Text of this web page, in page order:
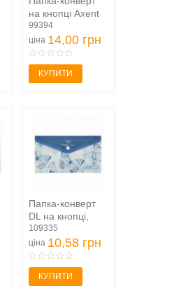
на кнопці Axent
Morandi pink
1414-38-A, DL,...
99394
ціна 14,00 грн
КУПИТИ
Папка-конверт
DL на кнопці,
MACHAON
ARABESKI,...
109335
ціна 10,58 грн
КУПИТИ